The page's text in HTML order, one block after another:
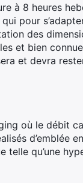
à 8 heures
pour
des
et bien
et devra
où le débit
d’emblée
telle qu’une